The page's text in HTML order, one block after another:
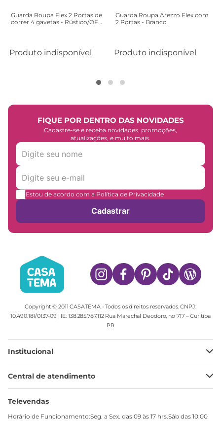
Guarda Roupa Flex 2 Portas de
correr 4 gavetas - Rústico/OFF
Produto indisponível
Guarda Roupa Arezzo Flex com
2 Portas - Branco
Produto indisponível
FIQUE POR DENTRO DAS NOVIDADES
Cadastre-se e receba novidades, promoções,
atualizações, e muito mais.
Estou de acordo com a Política de Privacidade
Cadastrar
Copyright © 2011 CASATEMA - Todos os direitos reservados. CNPJ:
10.490.181/0137-09 | IE: 138.285.787.112 Rua Marechal Deodoro, no 717 – Curitiba
PR
Institucional
Minha Conta
Meus pedidos
Central de atendimento
Ajuda
Televendas
Horário de Funcionamento:Seg. a Sex. das 09 às 17 hrs.Sáb das 10:00